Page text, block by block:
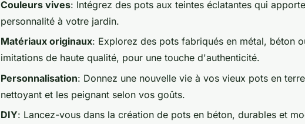
Couleurs vives: Intégrez des pots aux teintes éclatantes qui
personnalité à votre jardin.
Matériaux originaux: Explorez des pots fabriqués en métal, béton
imitations de haute qualité, pour une touche d'authenticité.
Personnalisation: Donnez une nouvelle vie à vos vieux pots en
nettoyant et les peignant selon vos goûts.
DIY: Lancez-vous dans la création de pots en béton, durables et